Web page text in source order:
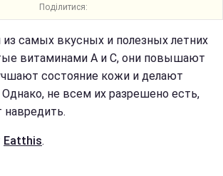
Поділитися:
из самых вкусных и полезных летних
витаминами А и С, они повышают
состояние кожи и делают
Однако, не всем их разрешено есть,
навредить.
Eatthis.